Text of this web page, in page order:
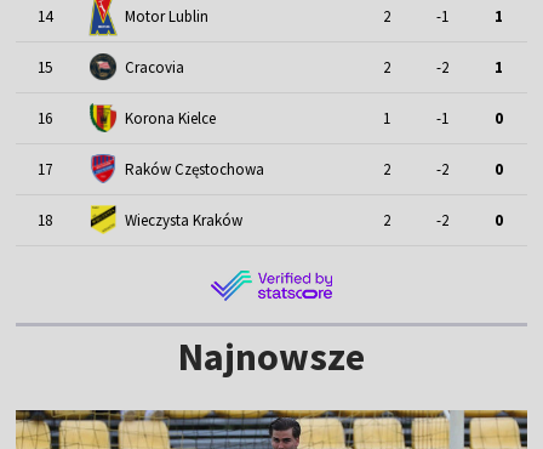
14 Motor Lublin 2 -1 1
15 Cracovia 2 -2 1
16 Korona Kielce 1 -1 0
17 Raków Częstochowa 2 -2 0
18 Wieczysta Kraków 2 -2 0
Najnowsze